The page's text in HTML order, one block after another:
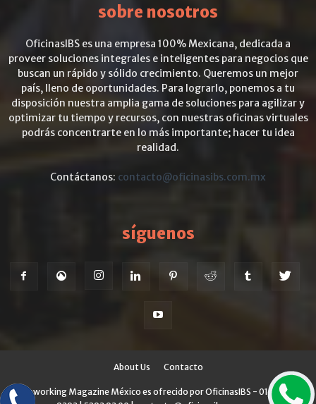
sobre nosotros
OficinasIBS es una empresa 100% Mexicana, dedicada a
proveer soluciones integrales e inteligentes para negocios que
buscan un rápido y sólido crecimiento. Queremos un mejor
país, lleno de oportunidades. Para lograrlo, ponemos a tu
disposición nuestra amplia gama de soluciones para agilizar y
optimizar tu tiempo y recursos, con nuestras oficinas virtuales
podrás concentrarte en lo más importante; hacer tu idea
realidad.
Contáctanos: contacto@oficinasibs.com.mx
síguenos
About Us Contacto
© Coworking Magazine México es ofrecido por OficinasIBS - 01 800 700